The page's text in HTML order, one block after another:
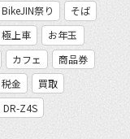
BikeJIN祭り
そば
極上車
お年玉
カフェ
商品券
税金
買取
DR-Z4S